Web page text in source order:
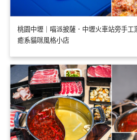
桃園中壢｜喵派披薩．中壢火車站旁手工
癒系貓咪風格小店